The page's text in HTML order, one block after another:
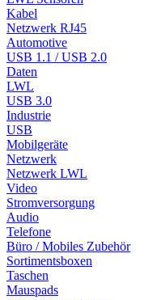
Kabel
Netzwerk RJ45
Automotive
USB 1.1 / USB 2.0
Daten
LWL
USB 3.0
Industrie
USB
Mobilgeräte
Netzwerk
Netzwerk LWL
Video
Stromversorgung
Audio
Telefone
Büro / Mobiles Zubehör
Sortimentsboxen
Taschen
Mauspads